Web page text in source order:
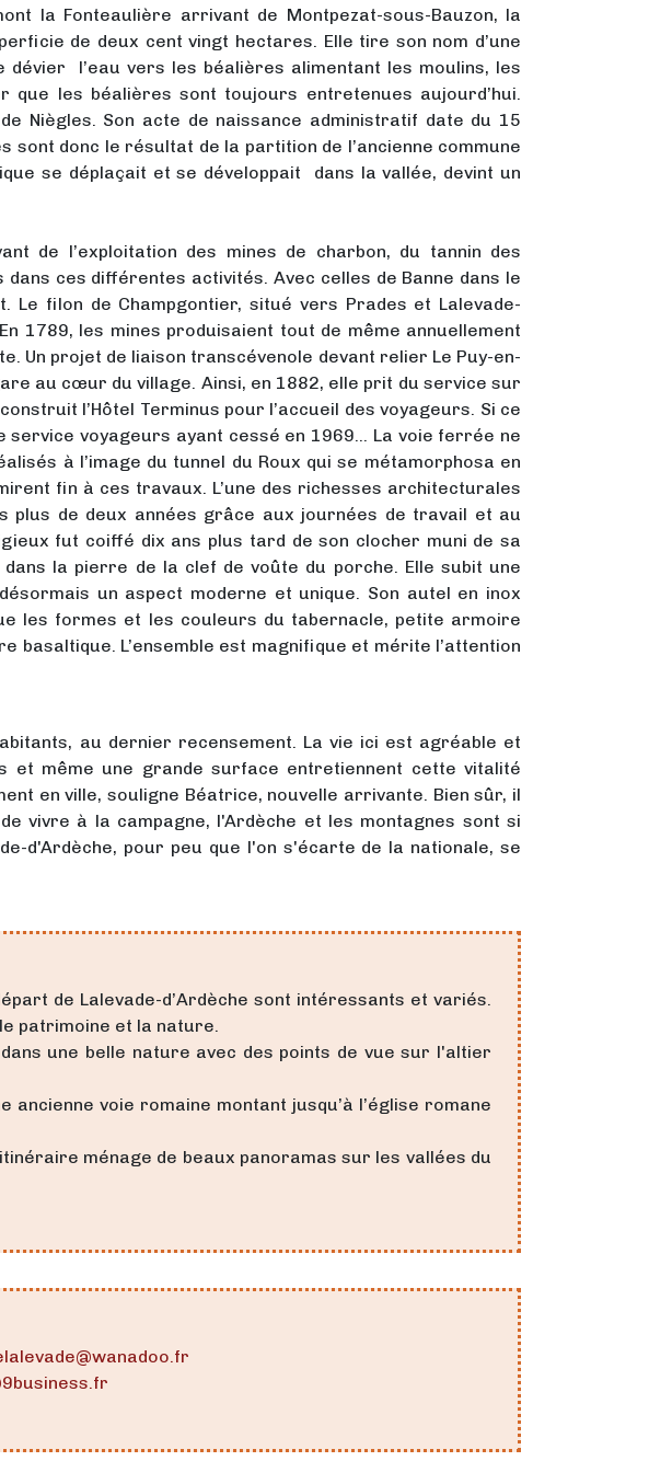
la Fonteaulière arrivant de Montpezat-sous-Bauzon, la
de deux cent vingt hectares. Elle tire son nom d’une
l’eau vers les béalières alimentant les moulins, les
les béalières sont toujours entretenues aujourd’hui.
Niègles. Son acte de naissance administratif date du 15
sont donc le résultat de la partition de l’ancienne commune
se déplaçait et se développait dans la vallée, devint un
de l’exploitation des mines de charbon, du tannin des
ces différentes activités. Avec celles de Banne dans le
filon de Champgontier, situé vers Prades et Lalevade-
1789, les mines produisaient tout de même annuellement
Un projet de liaison transcévenole devant relier Le Puy-en-
au cœur du village. Ainsi, en 1882, elle prit du service sur
l’Hôtel Terminus pour l’accueil des voyageurs. Si ce
voyageurs ayant cessé en 1969… La voie ferrée ne
à l’image du tunnel du Roux qui se métamorphosa en
fin à ces travaux. L’une des richesses architecturales
plus de deux années grâce aux journées de travail et au
fut coiffé dix ans plus tard de son clocher muni de sa
la pierre de la clef de voûte du porche. Elle subit une
un aspect moderne et unique. Son autel en inox
les formes et les couleurs du tabernacle, petite armoire
L’ensemble est magnifique et mérite l’attention
au dernier recensement. La vie ici est agréable et
et même une grande surface entretiennent cette vitalité
en ville, souligne Béatrice, nouvelle arrivante. Bien sûr, il
vivre à la campagne, l'Ardèche et les montagnes sont si
d'Ardèche, pour peu que l'on s'écarte de la nationale, se
de Lalevade-d’Ardèche sont intéressants et variés.
patrimoine et la nature.
une belle nature avec des points de vue sur l'altier
voie romaine montant jusqu’à l’église romane
ménage de beaux panoramas sur les vallées du